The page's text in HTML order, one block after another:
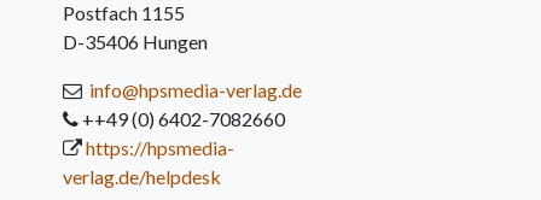
Postfach 1155
D-35406 Hungen
info@hpsmedia-verlag.de
++49 (0) 6402-7082660
https://hpsmedia-
verlag.de/helpdesk